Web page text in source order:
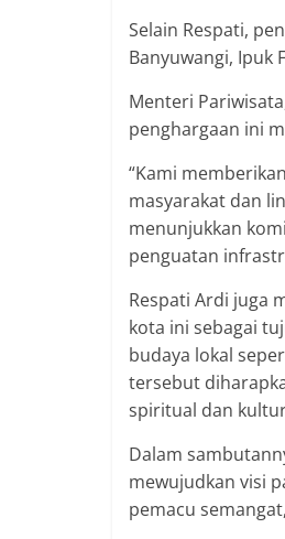
Selain Respati,
Banyuwangi, Ipuk
Menteri
penghargaan ini
“Kami
masyarakat dan
menunjukkan
penguatan
Respati Ardi juga
kota ini sebagai
budaya lokal
tersebut
spiritual dan
Dalam
mewujudkan visi
pemacu